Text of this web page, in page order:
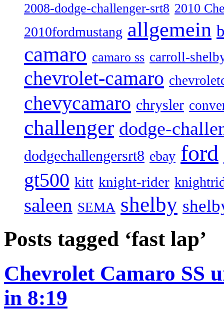
2008-dodge-challenger-srt8 2010
2010fordmustang allgemein
camaro camaro ss carroll-
chevrolet-camaro
chevycamaro chrysler
challenger dodge-
dodgechallengersrt8 ebay ford
gt500 kitt knight-rider
saleen SEMA shelby
Posts tagged ‘fast lap’
Chevrolet Camaro SS
in 8:19